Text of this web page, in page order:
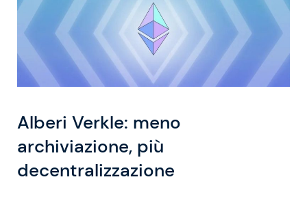
Alberi Verkle: meno
archiviazione, più
decentralizzazione